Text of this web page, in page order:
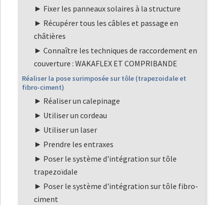
Fixer les panneaux solaires à la structure
Récupérer tous les câbles et passage en
châtières
Connaître les techniques de raccordement en
couverture : WAKAFLEX ET COMPRIBANDE
Réaliser la pose surimposée sur tôle (trapezoidale et
fibro-ciment)
Réaliser un calepinage
Utiliser un cordeau
Utiliser un laser
Prendre les entraxes
Poser le système d'intégration sur tôle
trapezoïdale
Poser le système d'intégration sur tôle fibro-
ciment